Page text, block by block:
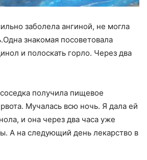
заболела ангиной, не могла
знакомая посоветовала
и полоскать горло. Через два
получила пищевое
Мучалась всю ночь. Я дала ей
и она через два часа уже
А на следующий день лекарство в